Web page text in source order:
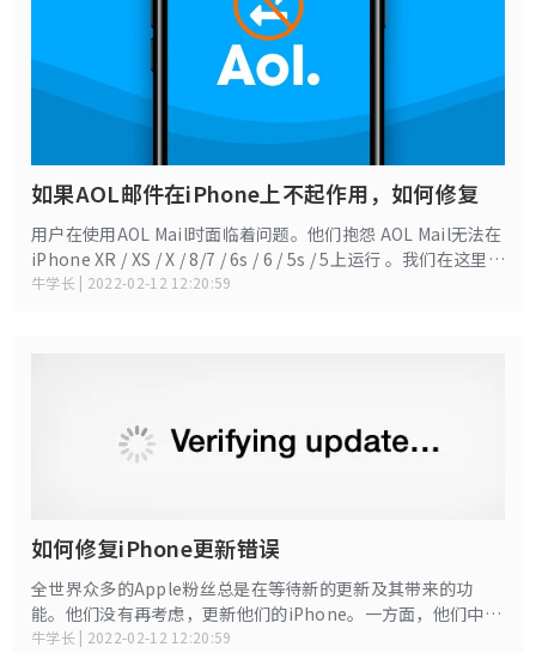
如果AOL邮件在iPhone上不起作用，如何修复
用户在使用AOL Mail时面临着问题。他们抱怨 AOL Mail无法在
iPhone XR / XS / X / 8/7 / 6s / 6 / 5s / 5上运行 。我们在这里的
目的是帮助您摆脱这种困境。
牛学长 | 2022-02-12 12:20:59
如何修复iPhone更新错误
全世界众多的Apple粉丝总是在等待新的更新及其带来的功
能。他们没有再考虑，更新他们的iPhone。一方面，他们中的
大多数对更新感到满意，另一方面，其中一些人对此感到满意
牛学长 | 2022-02-12 12:20:59